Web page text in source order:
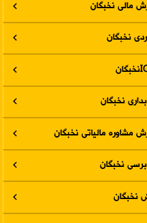
مالی نخبگان
نخبگان
نخبگان
مشاوره مالیاتی نخبگان
نخبگان
نخبگان